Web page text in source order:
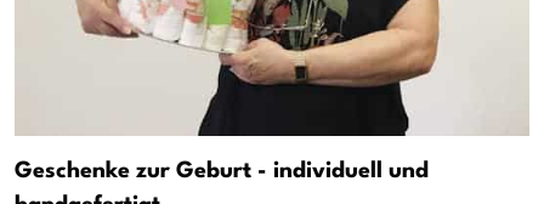
Geschenke zur Geburt - individuell und